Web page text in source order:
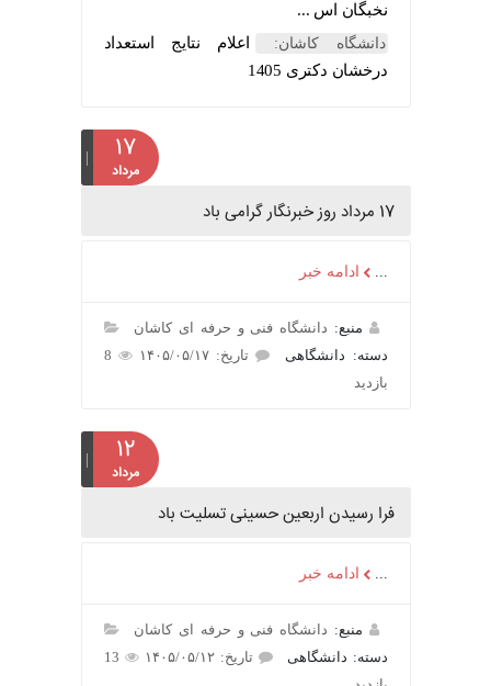
نخبگان اس ...
دانشگاه کاشان: اعلام نتایج استعداد
درخشان دکتری 1405
۱۷
مرداد
ادامه خبر
منبع:دانشگاه فنی و حرفه ای کاشان
دسته: دانشگاهی
تاریخ: ۱۴۰۵/۰۵/۱۷
8
مرداد
فرا رسیدن اربعین حسینی تسلیت باد
ادامه خبر
منبع:دانشگاه فنی و حرفه ای کاشان
دسته: دانشگاهی
تاریخ: ۱۴۰۵/۰۵/۱۲
13